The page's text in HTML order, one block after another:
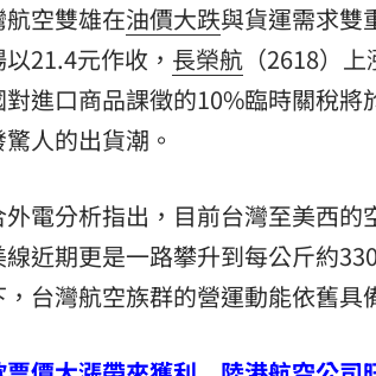
航空雙雄在油價大跌與貨運需求雙
21.4元作收， 長榮航 （2618）
對進口商品課徵的10%臨時關稅
人的出貨潮。
電分析指出，目前台灣至美西的
線近期更是一路攀升到每公斤約
，台灣航空族群的營運動能依舊具